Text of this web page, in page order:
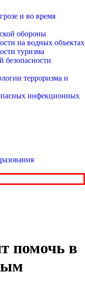
и во время
обороны
на водных объектах
туризма
безопасности
терроризма и
инфекционных
помочь в